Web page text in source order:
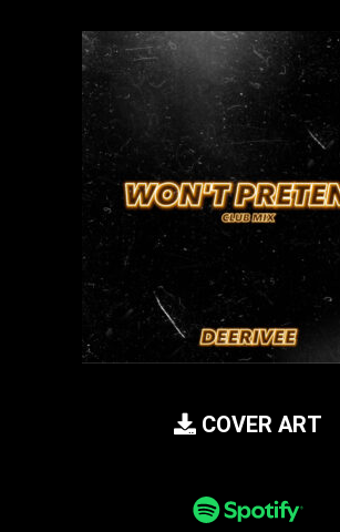
COVER ART